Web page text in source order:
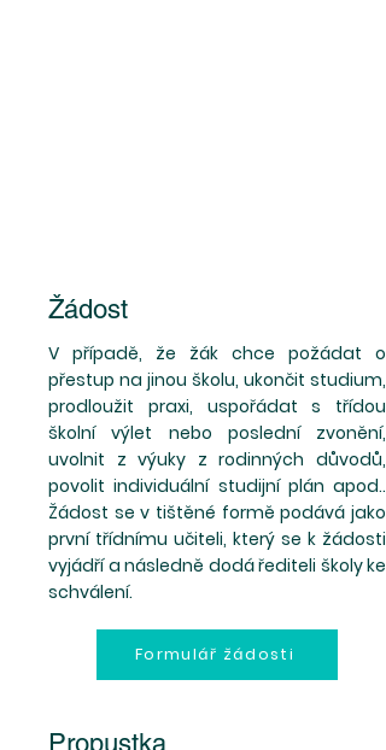
Žádost
V případě, že žák chce požádat o
přestup na jinou školu, ukončit studium,
prodloužit praxi, uspořádat s třídou
školní výlet nebo poslední zvonění,
uvolnit z výuky z rodinných důvodů,
povolit individuální studijní plán apod..
Žádost se v tištěné formě podává jako
první třídnímu učiteli, který se k žádosti
vyjádří a následně dodá řediteli školy ke
schválení.
Formulář žádosti
Propustka